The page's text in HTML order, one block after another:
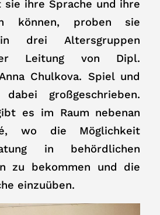
sie ihre Sprache und ihre
können, proben sie
drei Altersgruppen
Leitung von Dipl.
Chulkova. Spiel und
großgeschrieben.
es im Raum nebenan
wo die Möglichkeit
in behördlichen
zu bekommen und die
einzuüben.